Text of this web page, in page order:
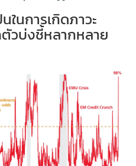
ในการเกิดภาวะ
วบ่งชี้หลากหลาย